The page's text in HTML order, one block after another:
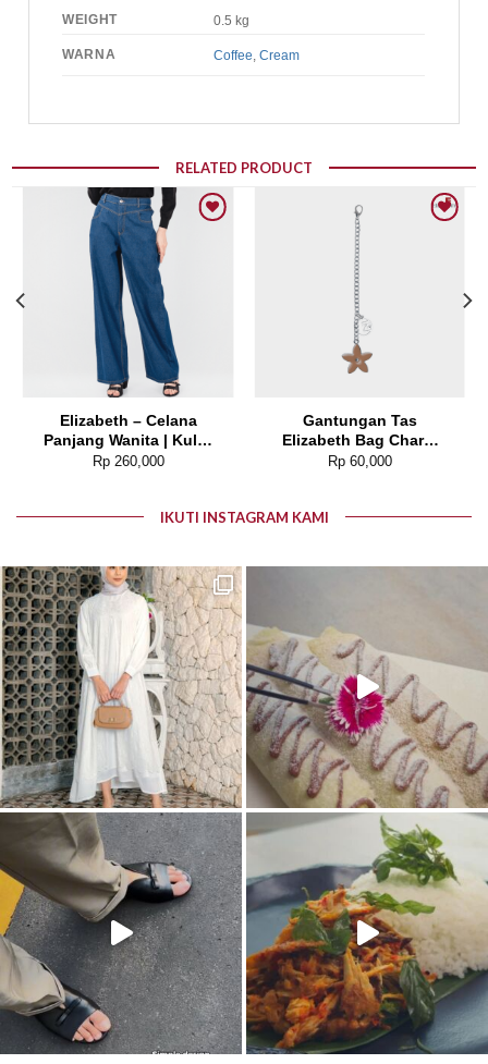
WEIGHT 0.5 kg
WARNA Coffee ,Cream
RELATED PRODUCT
Add to wishlist
Elizabeth – Celana
Panjang Wanita | Kulot
Jeans 0559-3759
Rp260,000
Gantungan Tas
Elizabeth Bag Charm
0826-1474 (Random
Rp60,000
IKUTI INSTAGRAM KAMI